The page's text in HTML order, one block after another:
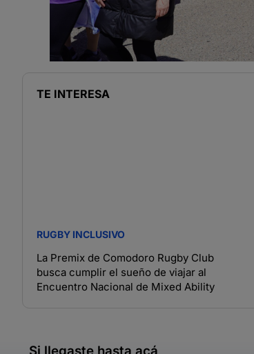
TE INTERESA
RUGBY INCLUSIVO
La Premix de Comodoro Rugby Club
busca cumplir el sueño de viajar al
Encuentro Nacional de Mixed Ability